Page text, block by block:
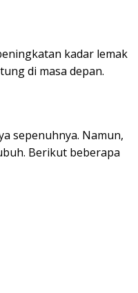
kadar lemak
di masa depan.
sepenuhnya. Namun,
Berikut beberapa